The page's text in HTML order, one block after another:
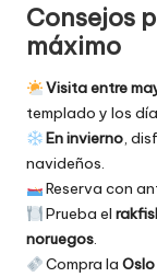
Consejos
máximo
Visita entre
templado y los
En invierno,
navideños.
Reserva con
Prueba el
noruegos.
Compra la